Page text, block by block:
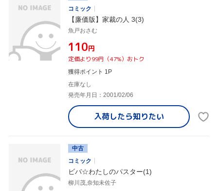
コミック
【廉価版】家裁の人 3(3)
魚戸おさむ
¥110円
定価より99円（47%）おトク
獲得ポイント 1P
在庫なし
発売年月日：2001/02/06
入荷したら知りたい
中古
コミック
ビバ☆わたしのパスター(1)
柳川茂,奈知未佐子